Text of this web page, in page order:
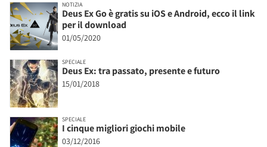
NOTIZIA
Deus Ex Go è gratis su iOS e Android, ecco il link
per il download
01/05/2020
SPECIALE
Deus Ex: tra passato, presente e futuro
15/01/2018
SPECIALE
I cinque migliori giochi mobile
03/12/2016